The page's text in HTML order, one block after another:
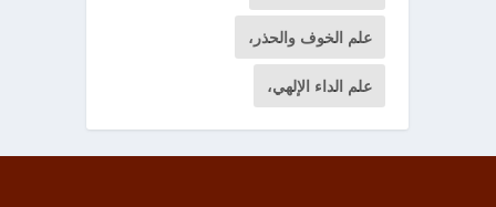
علم الخوف والحذر،
علم الداء الإلهي،